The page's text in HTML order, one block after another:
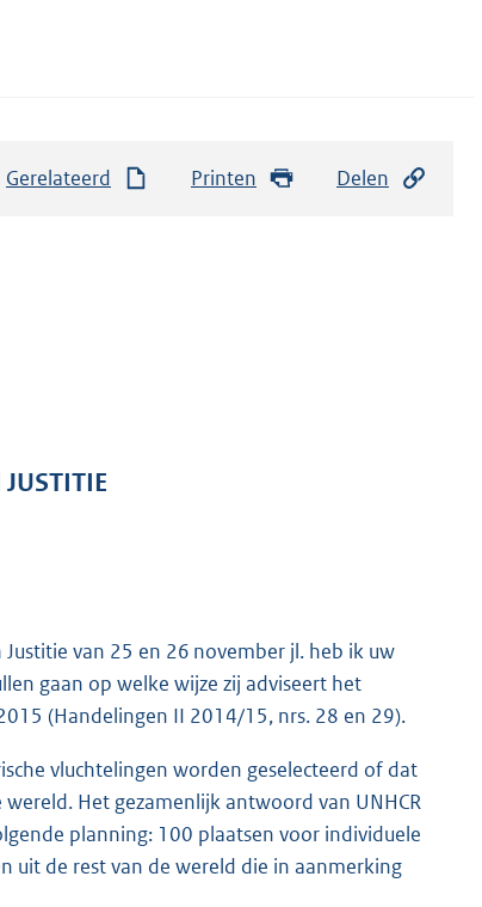
Gerelateerd Printen Delen
JUSTITIE
van 25 en 26 november jl. heb ik uw
gaan op welke wijze zij adviseert het
(Handelingen II 2014/15, nrs. 28 en 29).
vluchtelingen worden geselecteerd of dat
Het gezamenlijk antwoord van UNHCR
planning: 100 plaatsen voor individuele
uit de rest van de wereld die in aanmerking